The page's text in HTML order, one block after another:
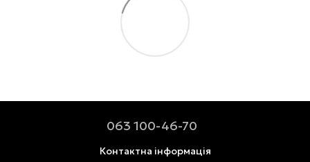
063 100-46-70
Контактна інформація